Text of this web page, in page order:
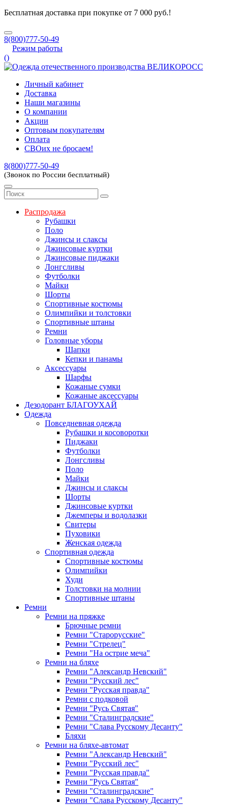
Бесплатная доставка при покупке от 7 000 руб.!
8(800)777-50-49
Режим работы
()
Личный кабинет
Доставка
Наши магазины
О компании
Акции
Оптовым покупателям
Оплата
СВОих не бросаем!
8(800)777-50-49
(Звонок по России бесплатный)
Распродажа
Рубашки
Поло
Джинсы и слаксы
Джинсовые куртки
Джинсовые пиджаки
Лонгсливы
Футболки
Майки
Шорты
Спортивные костюмы
Олимпийки и толстовки
Спортивные штаны
Ремни
Головные уборы
Шапки
Кепки и панамы
Аксессуары
Шарфы
Кожаные сумки
Кожаные аксессуары
Дезодорант БЛАГОУХАЙ
Одежда
Повседневная одежда
Рубашки и косоворотки
Пиджаки
Футболки
Лонгсливы
Поло
Майки
Джинсы и слаксы
Шорты
Джинсовые куртки
Джемперы и водолазки
Свитеры
Пуховики
Женская одежда
Спортивная одежда
Спортивные костюмы
Олимпийки
Худи
Толстовки на молнии
Спортивные штаны
Ремни
Ремни на пряжке
Брючные ремни
Ремни "Старорусские"
Ремни "Стрелец"
Ремни "На острие меча"
Ремни на бляхе
Ремни "Александр Невский"
Ремни "Русский лес"
Ремни "Русская правда"
Ремни с подковой
Ремни "Русь Святая"
Ремни "Сталинградские"
Ремни "Слава Русскому Десанту"
Бляхи
Ремни на бляхе-автомат
Ремни "Александр Невский"
Ремни "Русский лес"
Ремни "Русская правда"
Ремни "Русь Святая"
Ремни "Сталинградские"
Ремни "Слава Русскому Десанту"